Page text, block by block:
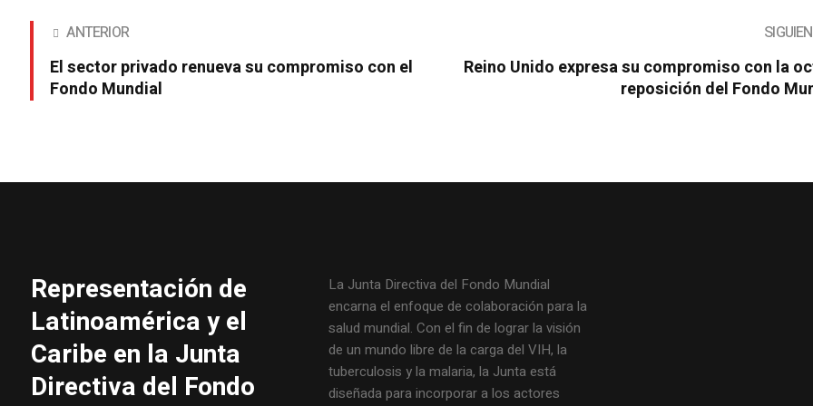
ANTERIOR
El sector privado renueva su compromiso con el
Fondo Mundial
Reino Unido expresa su compromiso con la
reposición del Fondo
Representación de
Latinoamérica y el
Caribe en la Junta
Directiva del Fondo
La Junta Directiva del Fondo Mundial
encarna el enfoque de colaboración para la
salud mundial. Con el fin de lograr la visión
de un mundo libre de la carga del VIH, la
tuberculosis y la malaria, la Junta está
diseñada para incorporar a los actores